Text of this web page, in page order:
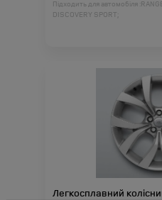
Підходить для автомобіля :
DISCOVERY SPORT;
Легкосплавний